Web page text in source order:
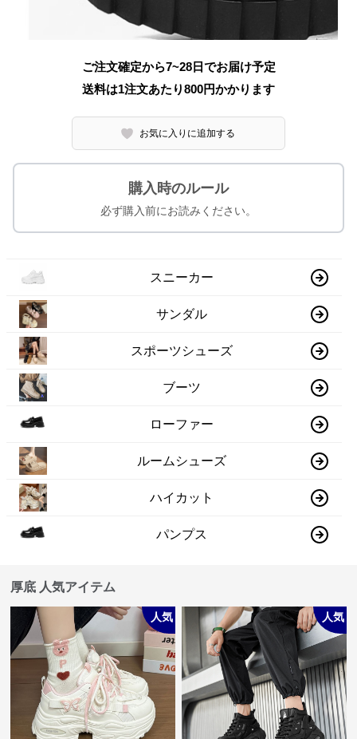
ご注文確定から7~28日でお届け予定
送料は1注文あたり800円かかります
お気に入りに追加する
購入時のルール
必ず購入前にお読みください。
スニーカー
サンダル
スポーツシューズ
ブーツ
ローファー
ルームシューズ
ハイカット
パンプス
厚底 人気アイテム
人気 人気